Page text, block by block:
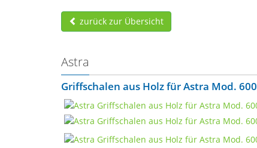
zurück zur Übersicht
Astra
Griffschalen aus Holz für Astra Mod. 600